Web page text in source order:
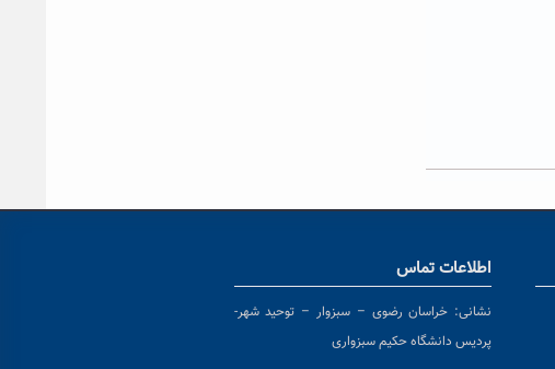
اطلاعات تماس
نشانی: خراسان رضوی – سبزوار – توحید شهر-
پردیس دانشگاه حکیم سبزواری